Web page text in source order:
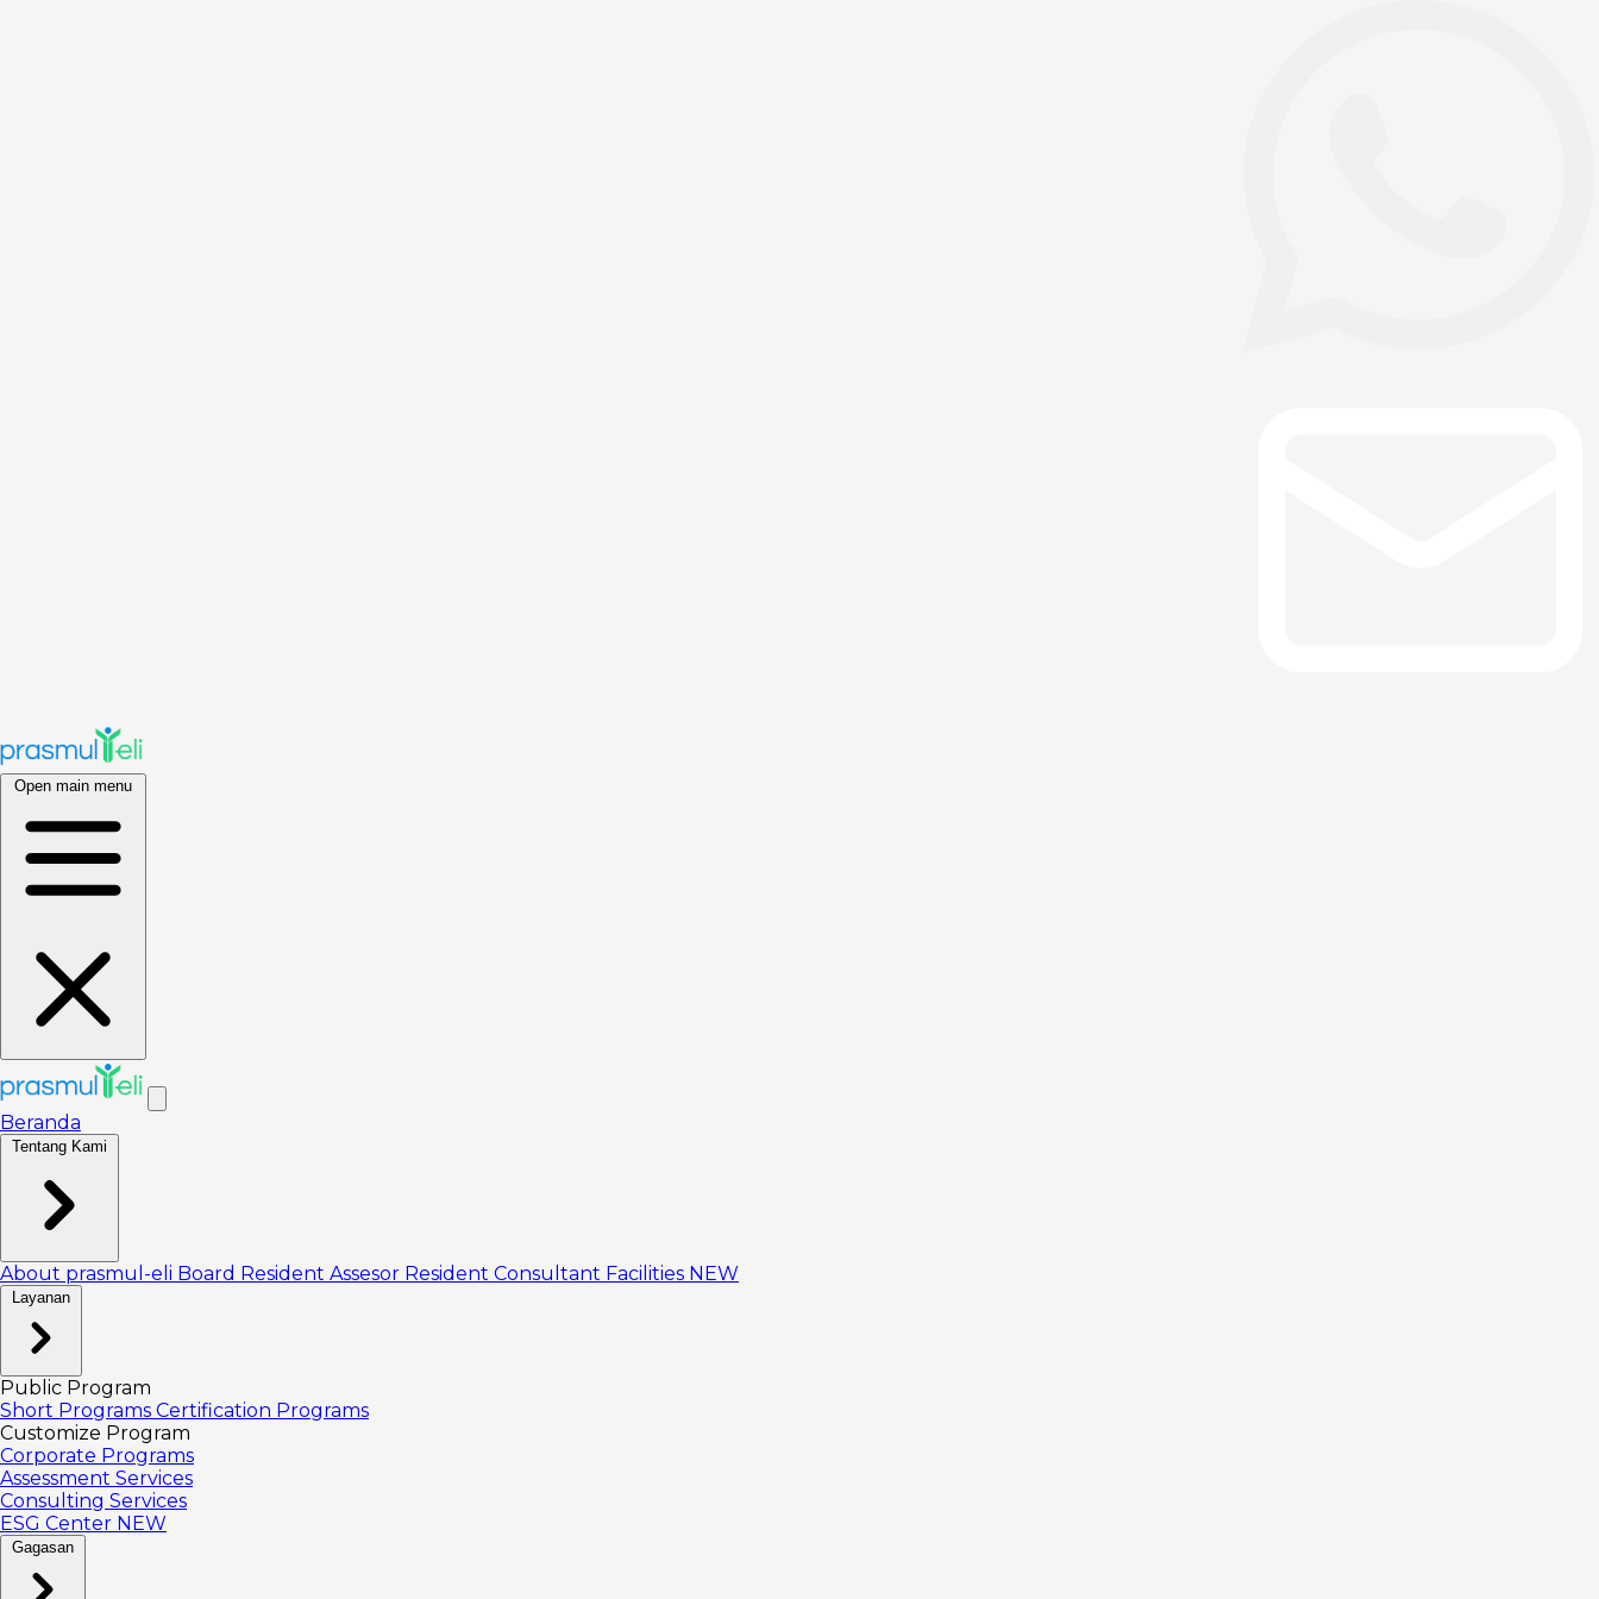
Open main menu
Beranda
Tentang Kami
About prasmul-eli Board Resident Assesor Resident Consultant Facilities NEW
Layanan
Public Program
Short Programs Certification Programs
Customize Program
Corporate Programs
Assessment Services
Consulting Services
ESG Center NEW
Gagasan